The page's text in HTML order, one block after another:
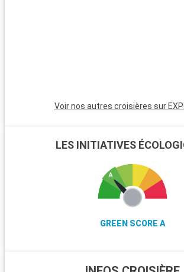
Voir nos autres croisières sur
LES INITIATIVES
GREEN SCORE A